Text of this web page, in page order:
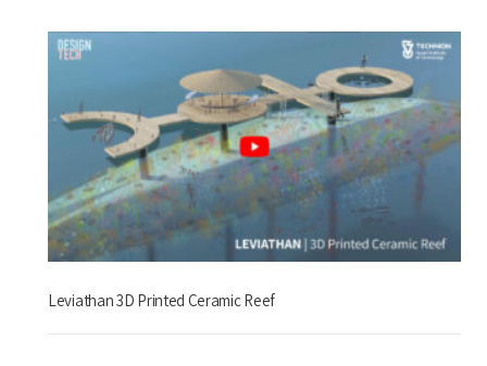
Leviathan 3D Printed Ceramic Reef